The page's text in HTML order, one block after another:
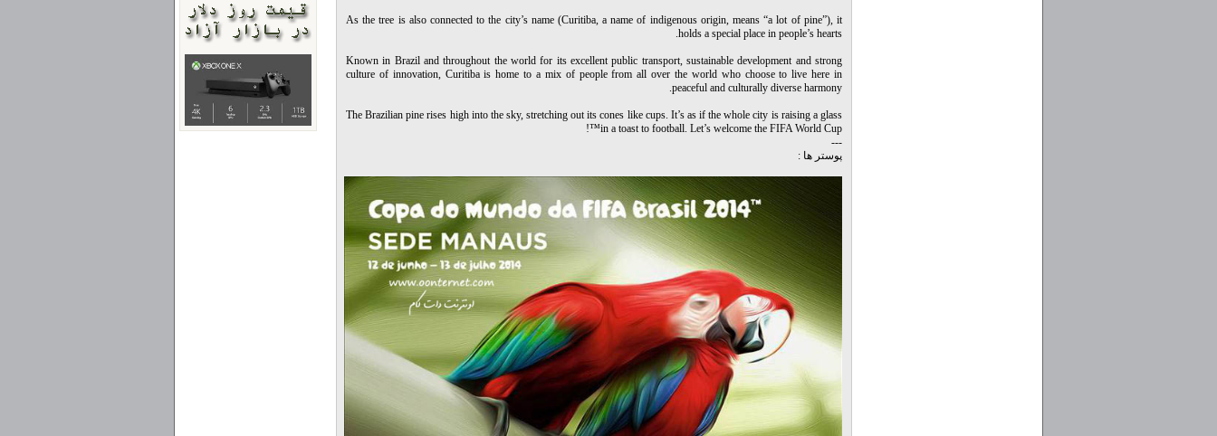
As the tree is also connected to the city’s name (Curitiba, a name of indigenous origin, means “a lot of pine”), it
holds a special place in people’s hearts.
Known in Brazil and throughout the world for its excellent public transport, sustainable development and strong
culture of innovation, Curitiba is home to a mix of people from all over the world who choose to live here in
peaceful and culturally diverse harmony.
The Brazilian pine rises high into the sky, stretching out its cones like cups. It’s as if the whole city is raising a glass
in a toast to football. Let’s welcome the FIFA World Cup™!
---
پوستر ها :